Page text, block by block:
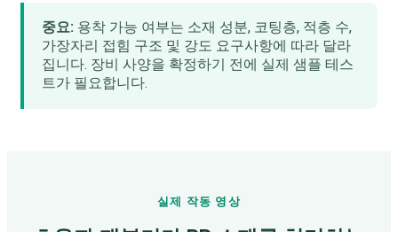
중요: 용착 가능 여부는 소재 성분, 코팅층, 적층 수,
가장자리 접힘 구조 및 강도 요구사항에 따라 달라
집니다. 장비 사양을 확정하기 전에 실제 샘플 테스
트가 필요합니다.
실제 작동 영상